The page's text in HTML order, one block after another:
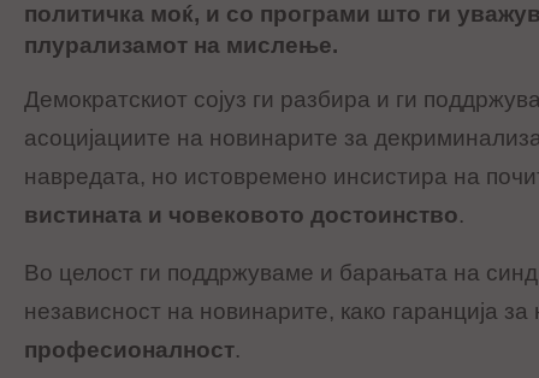
политичка моќ, и со програми што ги
плурализамот на мислење.
Демократскиот сојуз ги разбира и ги
асоцијациите на новинарите за
навредата, но истовремено инсистира на
вистината и човековото достоинство.
Во целост ги поддржуваме и барањата на
независност на новинарите, како гаранција за
професионалност.